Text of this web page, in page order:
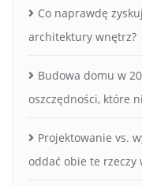
Co naprawdę
architektury wnętrz?
Budowa domu w
oszczędności, które
Projektowanie vs.
oddać obie te rzeczy